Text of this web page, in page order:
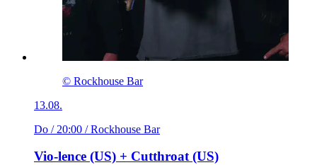
© Rockhouse Bar
13.08.
Do / 20:00 / Rockhouse Bar
Vio-lence (US) + Cutthroat (US)